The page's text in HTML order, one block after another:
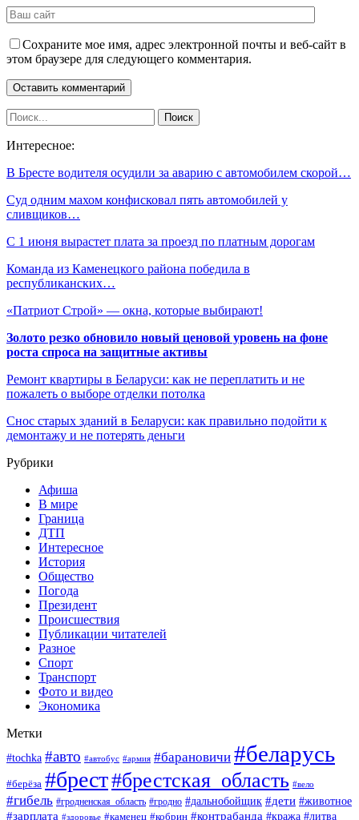
Сохраните мое имя, адрес электронной почты и веб-сайт в
этом браузере для следующего комментария.
Интересное:
В Бресте водителя осудили за аварию с автомобилем скорой…
Суд одним махом конфисковал пять автомобилей у
сливщиков…
С 1 июня вырастет плата за проезд по платным дорогам
Команда из Каменецкого района победила в
республиканских…
«Патриот Строй» — окна, которые выбирают!
Золото резко обновило новый ценовой уровень на фоне
роста спроса на защитные активы
Ремонт квартиры в Беларуси: как не переплатить и не
пожалеть о выборе отделки потолка
Снос старых зданий в Беларуси: как правильно подойти к
демонтажу и не потерять деньги
Рубрики
Афиша
В мире
Граница
ДТП
Интересное
История
Общество
Погода
Президент
Происшествия
Публикации читателей
Разное
Спорт
Транспорт
Фото и видео
Экономика
Метки
#tochka #авто #автобус #армия #барановичи #беларусь
#берёза #брест#брестская_область #вело
#гибель #гродненская_область #гродно #дальнобойщик #дети #животное
#зарплата #здоровье #каменец #кобрин #контрабанда #кража #литва